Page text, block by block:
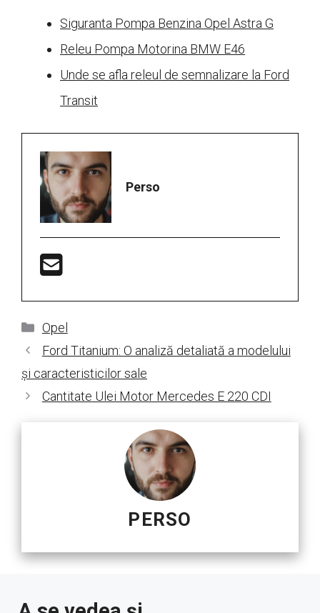
Siguranta Pompa Benzina Opel Astra G
Releu Pompa Motorina BMW E46
Unde se afla releul de semnalizare la Ford
Transit
Perso
Categorii
Opel
Ford Titanium: O analiză detaliată a modelului
și caracteristicilor sale
Cantitate Ulei Motor Mercedes E 220 CDI
PERSO